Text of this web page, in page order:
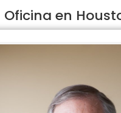
Oficina en